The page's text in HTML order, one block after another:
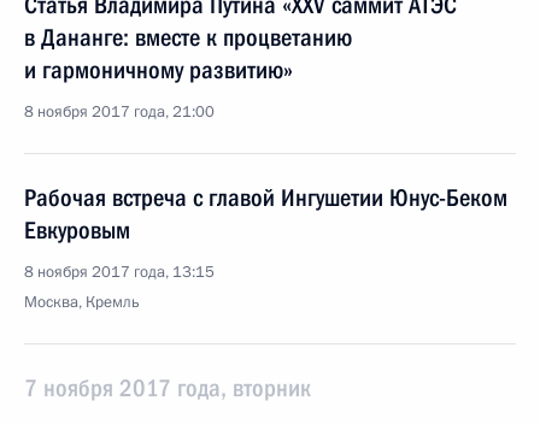
в Дананге: вместе к процветанию
и гармоничному развитию»
8 ноября 2017 года, 21:00
Рабочая встреча с главой Ингушетии Юнус-Беком
Евкуровым
8 ноября 2017 года, 13:15
Москва, Кремль
7 ноября 2017 года, вторник